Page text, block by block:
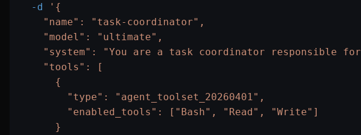
  -d
'{
    "name": "task-coordinator",
    "model": "ultimate",
"system": "You are a task coordinator responsible
    "tools": [
      {
        "type": "agent_toolset_20260401",
        "enabled_tools": ["Bash", "Read", "Write"]
      }